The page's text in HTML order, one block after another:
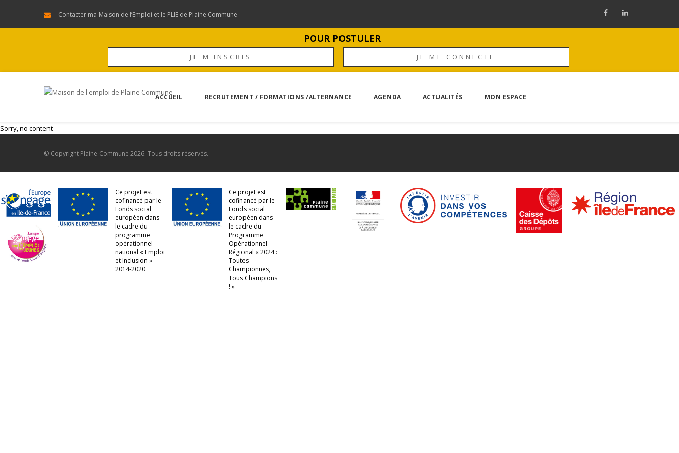
Contacter ma Maison de l’Emploi et le PLIE de Plaine Commune
POUR POSTULER
JE M'INSCRIS JE ME CONNECTE
ACCUEIL RECRUTEMENT / FORMATIONS /ALTERNANCE AGENDA ACTUALITÉS MON ESPACE
Sorry, no content
© Copyright Plaine Commune 2026. Tous droits réservés.
Ce projet est
cofinancé par le
Fonds social
européen dans
le cadre du
programme
opérationnel
national « Emploi
et Inclusion »
2014-2020
Ce projet est
cofinancé par le
Fonds social
européen dans
le cadre du
Programme
Opérationnel
Régional « 2024 :
Toutes
Championnes,
Tous Champions
! »